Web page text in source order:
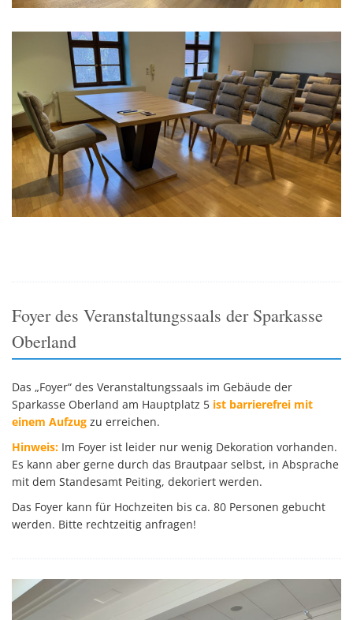
Foyer des Veranstaltungssaals der Sparkasse
Oberland
Das „Foyer“ des Veranstaltungssaals im Gebäude der
Sparkasse Oberland am Hauptplatz 5 ist barrierefrei mit
einem Aufzug zu erreichen.
Hinweis: Im Foyer ist leider nur wenig Dekoration vorhanden.
Es kann aber gerne durch das Brautpaar selbst, in Absprache
mit dem Standesamt Peiting, dekoriert werden.
Das Foyer kann für Hochzeiten bis ca. 80 Personen gebucht
werden. Bitte rechtzeitig anfragen!